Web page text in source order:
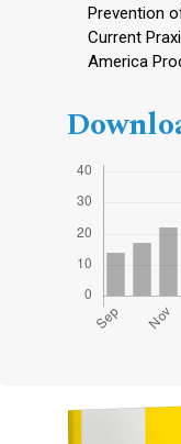
Prevention
Current
America
Cover